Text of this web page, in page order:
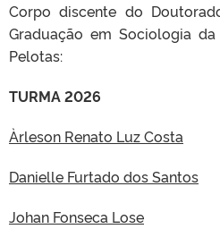
TELEFONES
Corpo discente do
Graduação em Sociologia
Pelotas:
TURMA 2026
Àrleson Renato Luz Costa
Danielle Furtado dos Santos
Johan Fonseca Lose